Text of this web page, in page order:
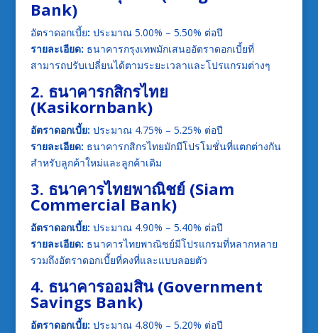
Bank)
อัตราดอกเบี้ย: ประมาณ 5.00% – 5.50% ต่อปี
รายละเอียด: ธนาคารกรุงเทพมักเสนออัตราดอกเบี้ยที่
สามารถปรับเปลี่ยนได้ตามระยะเวลาและโปรแกรมต่างๆ
2. ธนาคารกสิกรไทย
(Kasikornbank)
อัตราดอกเบี้ย: ประมาณ 4.75% – 5.25% ต่อปี
รายละเอียด: ธนาคารกสิกรไทยมักมีโปรโมชั่นที่แตกต่างกัน
สำหรับลูกค้าใหม่และลูกค้าเดิม
3. ธนาคารไทยพาณิชย์ (Siam
Commercial Bank)
อัตราดอกเบี้ย: ประมาณ 4.90% – 5.40% ต่อปี
รายละเอียด: ธนาคารไทยพาณิชย์มีโปรแกรมที่หลากหลาย
รวมถึงอัตราดอกเบี้ยที่คงที่และแบบลอยตัว
4. ธนาคารออมสิน (Government
Savings Bank)
อัตราดอกเบี้ย: ประมาณ 4.80% – 5.20% ต่อปี